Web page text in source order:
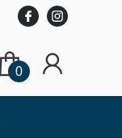
0